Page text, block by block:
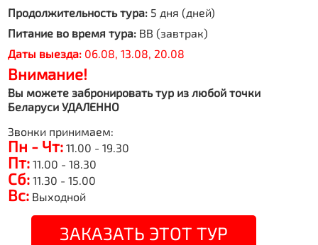
Продолжительность тура: 5 дня (дней)
Питание во время тура: BB (завтрак)
Даты выезда: 06.08, 13.08, 20.08
Внимание!
Вы можете забронировать тур из любой точки
Беларуси УДАЛЕННО
Звонки принимаем:
Пн - Чт: 11.00 - 19.30
Пт: 11.00 - 18.30
Сб: 11.30 - 15.00
Вс: Выходной
ЗАКАЗАТЬ ЭТОТ ТУР